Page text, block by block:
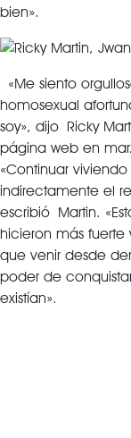
bien».
«Me siento
homosexual
soy», dijo Ricky
página web en
«Continuar
indirectamente el
escribió Martin.
hicieron más
que venir desde
poder de
existían».